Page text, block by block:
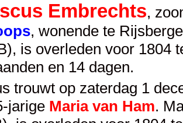
Embrechts,
, wonende te
is overleden voor 1804
en 14 dagen.
trouwt op zaterdag 1
jarige Maria van Ham.